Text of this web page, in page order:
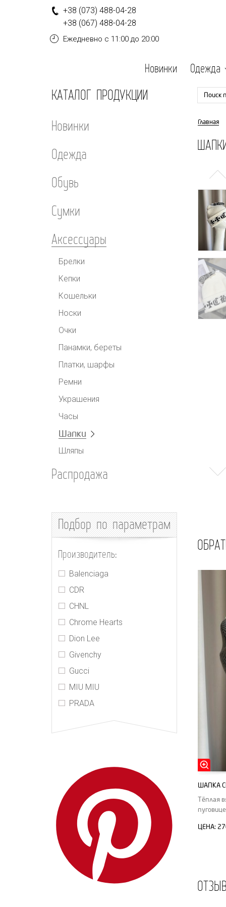
+38 (073) 488-04-28
+38 (067) 488-04-28
Ежедневно с 11:00 до 20:00
Новинки Одежда
КАТАЛОГ ПРОДУКЦИИ
Новинки
Одежда
Обувь
Сумки
Аксессуары
Брелки
Кепки
Кошельки
Носки
Очки
Панамки, береты
Платки, шарфы
Ремни
Украшения
Часы
Шапки
Шляпы
Распродажа
Подборпо параметрам
Производитель:
Balenciaga
CDR
CHNL
Chrome Hearts
Dion Lee
Givenchy
Gucci
MIU MIU
PRADA
Поиск
Главная
ШАПКА
Тёплая
ЦЕНА: